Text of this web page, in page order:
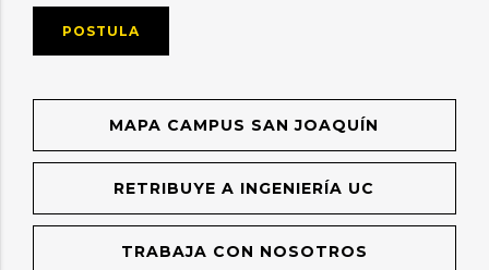
POSTULA
MAPA CAMPUS SAN JOAQUÍN
RETRIBUYE A INGENIERÍA UC
TRABAJA CON NOSOTROS